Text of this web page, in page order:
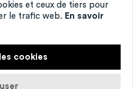
et ceux de tiers pour
le trafic web. En savoir
cookies